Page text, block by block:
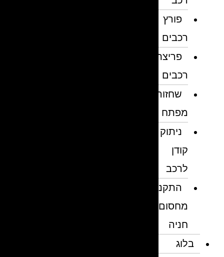
פורץ
רכבים
פריצת
רכבים
שחזור
מפתח
ניתוק
לרכב
התקנת
מחסום
חניה
בלוג